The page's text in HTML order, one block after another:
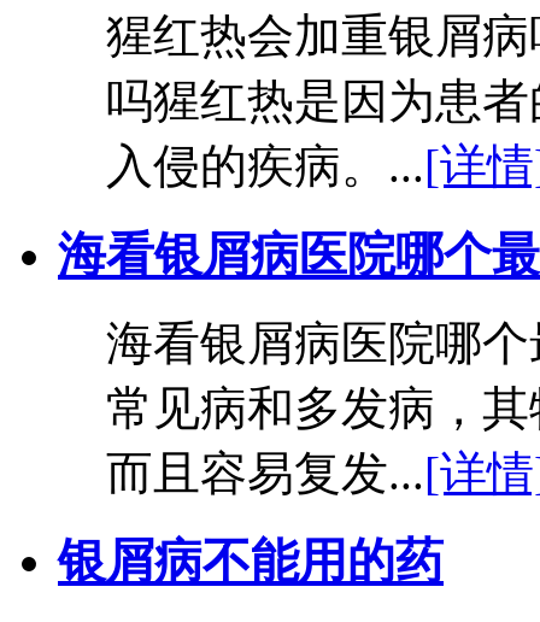
猩红热会加重银屑
吗猩红热是因为患
入侵的疾病。...[详
海看银屑病医院哪个
海看银屑病医院哪
常见病和多发病，
而且容易复发...[详
银屑病不能用的药